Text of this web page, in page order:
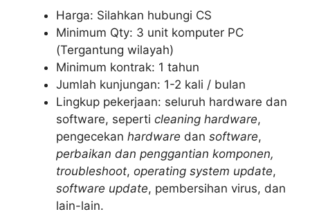
Harga: Silahkan hubungi CS
Minimum Qty: 3 unit komputer PC
(Tergantung wilayah)
Minimum kontrak: 1 tahun
Jumlah kunjungan: 1-2 kali / bulan
Lingkup pekerjaan: seluruh hardware dan
software, seperti cleaning hardware,
pengecekan hardware dan software,
perbaikan dan penggantian komponen,
troubleshoot, operating system update,
software update, pembersihan virus, dan
lain-lain.